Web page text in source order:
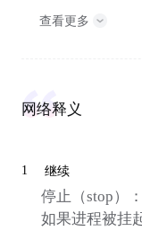
查看更多
网络释义
1 继续
停止（stop）
如果进程被挂